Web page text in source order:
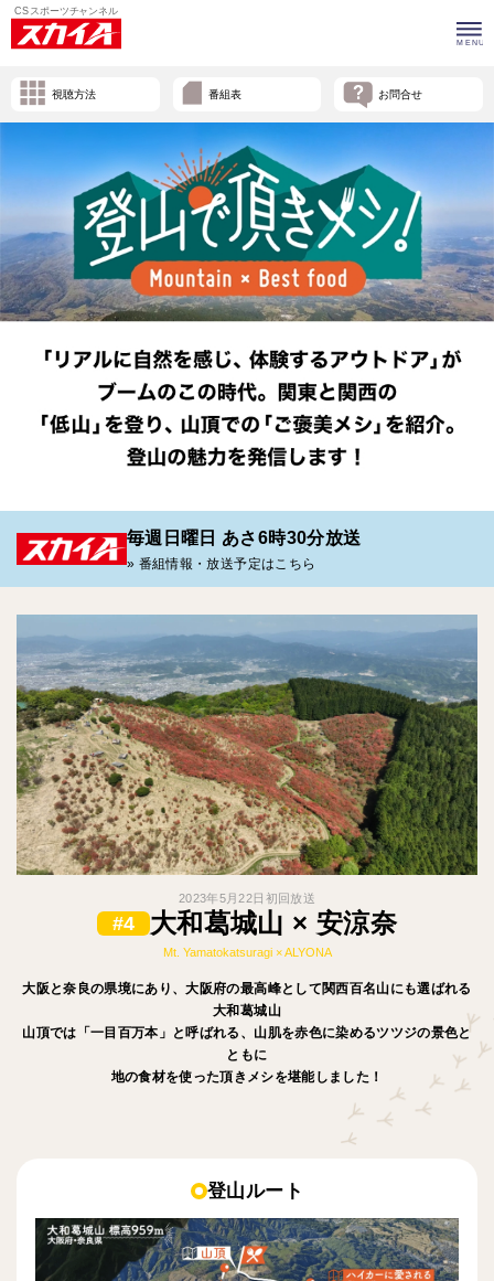
視聴方法 番組表 お問合せ
毎週日曜日 あさ6時30分放送
» 番組情報・放送予定はこちら
2023年5月22日初回放送
#4 大和葛城山 × 安涼奈
Mt. Yamatokatsuragi × ALYONA
大阪と奈良の県境にあり、大阪府の最高峰として関西百名山にも選ばれる
大和葛城山
山頂では「一目百万本」と呼ばれる、山肌を赤色に染めるツツジの景色と
ともに
地の食材を使った頂きメシを堪能しました！
登山ルート